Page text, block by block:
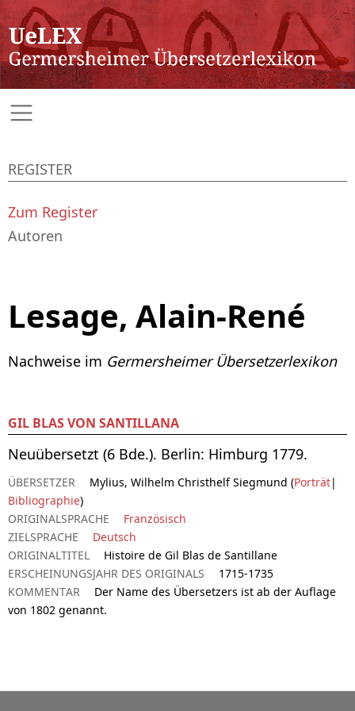
Lesage, Alain-René
Nachweise im Germersheimer Übersetzerlexikon
GIL BLAS VON SANTILLANA
Neuübersetzt (6 Bde.). Berlin: Himburg 1779.
ÜBERSETZER Mylius, Wilhelm Christhelf Siegmund (Porträt|
Bibliographie)
ORIGINALSPRACHE
Französisch
ZIELSPRACHE
Deutsch
ORIGINALTITEL
Histoire de Gil Blas de Santillane
ERSCHEINUNGSJAHR DES ORIGINALS
1715-1735
KOMMENTAR
Der Name des Übersetzers ist ab der Auflage
von 1802 genannt.
REGISTER
Zum Register
Autoren